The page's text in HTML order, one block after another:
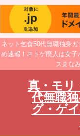
ネット乞食50代無職独身
め速報！ネトゲ廃人は女
スまな
真・モリ
代無職
グ・ゲ